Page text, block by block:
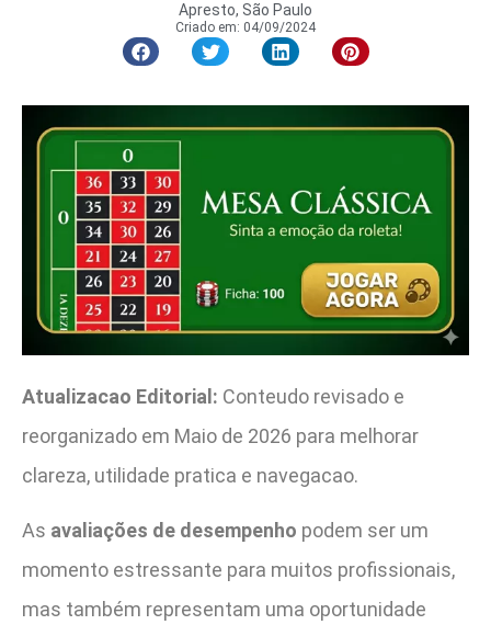
Apresto, São Paulo
Criado em: 04/09/2024
Atualizacao Editorial: Conteudo revisado e
reorganizado em Maio de 2026 para melhorar
clareza, utilidade pratica e navegacao.
As avaliações de desempenho podem ser um
momento estressante para muitos profissionais,
mas também representam uma oportunidade